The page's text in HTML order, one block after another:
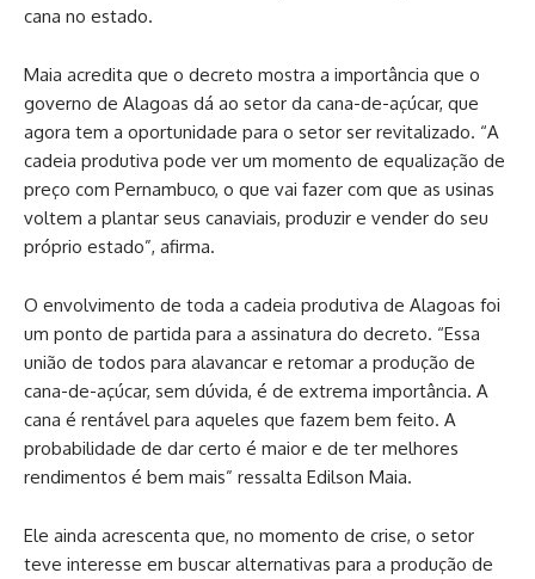
cana no estado.
Maia acredita que o decreto mostra a importância que o
governo de Alagoas dá ao setor da cana-de-açúcar, que
agora tem a oportunidade para o setor ser revitalizado. “A
cadeia produtiva pode ver um momento de equalização de
preço com Pernambuco, o que vai fazer com que as usinas
voltem a plantar seus canaviais, produzir e vender do seu
próprio estado”, afirma.
O envolvimento de toda a cadeia produtiva de Alagoas foi
um ponto de partida para a assinatura do decreto. “Essa
união de todos para alavancar e retomar a produção de
cana-de-açúcar, sem dúvida, é de extrema importância. A
cana é rentável para aqueles que fazem bem feito. A
probabilidade de dar certo é maior e de ter melhores
rendimentos é bem mais” ressalta Edilson Maia.
Ele ainda acrescenta que, no momento de crise, o setor
teve interesse em buscar alternativas para a produção de